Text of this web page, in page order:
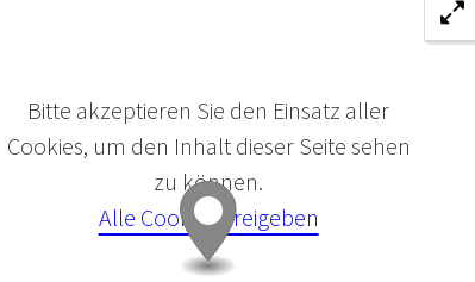
Bitte akzeptieren Sie den Einsatz aller
Cookies, um den Inhalt dieser Seite sehen
zu können.
Alle Cookies Freigeben